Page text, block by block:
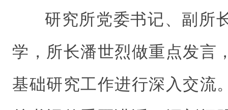
研究所党委书记、副所
学，所长潘世烈做重点发言
基础研究工作进行深入交流